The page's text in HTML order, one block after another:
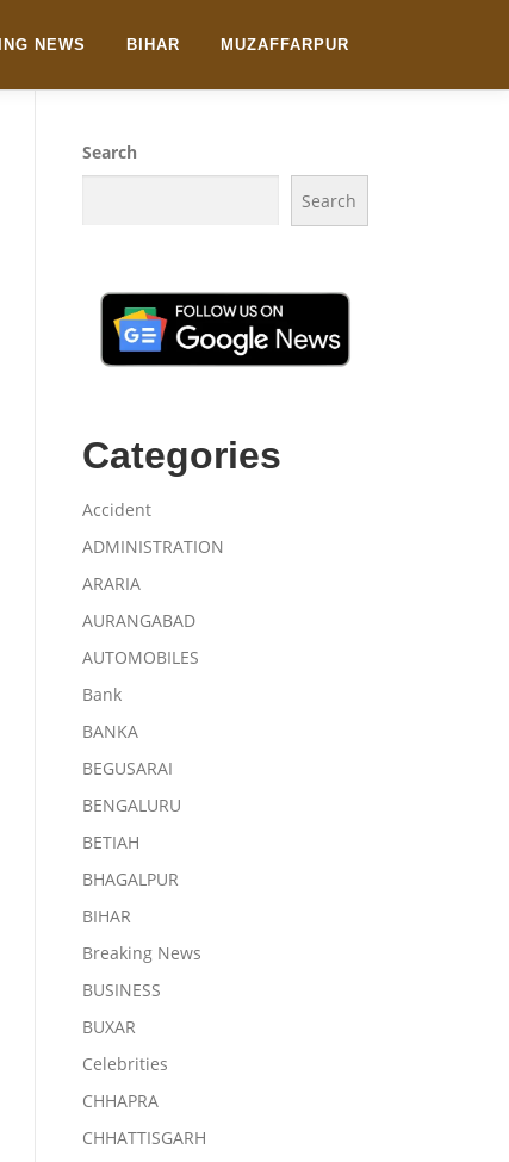
NEWS BIHAR MUZAFFARPUR
Search
Search
Categories
Accident
ADMINISTRATION
ARARIA
AURANGABAD
AUTOMOBILES
Bank
BANKA
BEGUSARAI
BENGALURU
BETIAH
BHAGALPUR
BIHAR
Breaking News
BUSINESS
BUXAR
Celebrities
CHHAPRA
CHHATTISGARH